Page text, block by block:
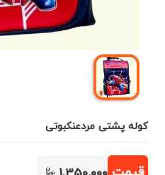
کوله پشتی مردعنکبوتی